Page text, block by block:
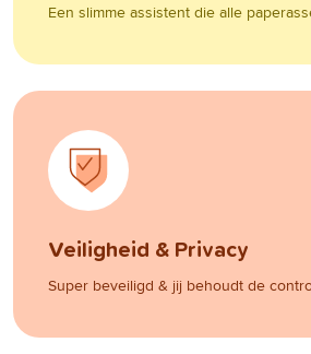
Een slimme assistent die alle
Veiligheid & Privacy
Super beveiligd & jij behoudt de